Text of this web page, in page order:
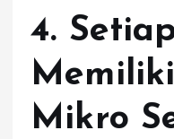
4.
Mikro